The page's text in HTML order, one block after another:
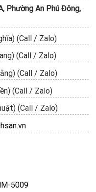
Phường An Phú Đông,
(Call / Zalo)
(Call / Zalo)
(Call / Zalo)
(Call / Zalo)
(Call / Zalo)
5009